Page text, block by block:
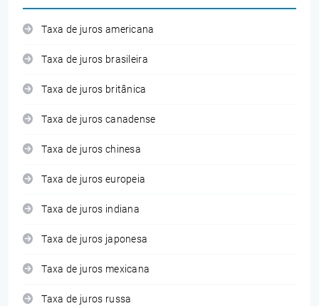
Taxa de juros americana
Taxa de juros brasileira
Taxa de juros britânica
Taxa de juros canadense
Taxa de juros chinesa
Taxa de juros europeia
Taxa de juros indiana
Taxa de juros japonesa
Taxa de juros mexicana
Taxa de juros russa